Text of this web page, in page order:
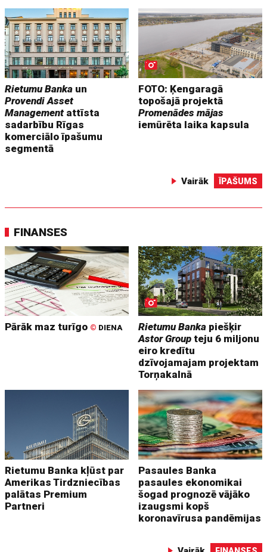
Rietumu Banka un
Provendi Asset
Management attīsta
sadarbību Rīgas
komerciālo īpašumu
segmentā
FOTO: Ķengaragā
topošajā projektā
Promenādes mājas
iemūrēta laika kapsula
Vairāk ĪPAŠUMS
FINANSES
Pārāk maz turīgo © DIENA Rietumu Banka piešķir
Astor Group teju 6 miljonu
eiro kredītu
dzīvojamajam projektam
Torņakalnā
Rietumu Banka kļūst par
Amerikas Tirdzniecības
palātas Premium
Partneri
Pasaules Banka
pasaules ekonomikai
šogad prognozē vājāko
izaugsmi kopš
koronavīrusa pandēmijas